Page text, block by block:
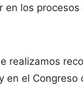
en los procesos
realizamos
en el Congreso